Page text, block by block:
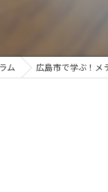
ム 広島市で学ぶ！メ